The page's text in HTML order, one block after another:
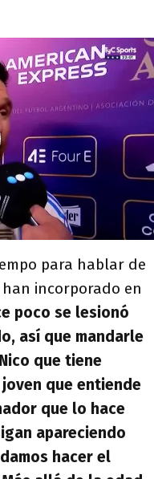
para hablar de
incorporado en
poco se lesionó
así que mandarle
que tiene
que entiende
que lo hace
apareciendo
hacer el